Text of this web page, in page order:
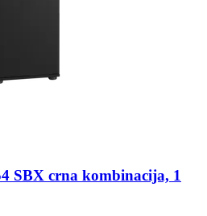
SBX crna kombinacija, 1